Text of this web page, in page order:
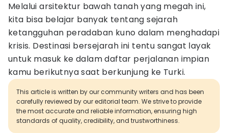
Melalui arsitektur bawah tanah yang megah ini,
kita bisa belajar banyak tentang sejarah
ketangguhan peradaban kuno dalam menghadapi
krisis. Destinasi bersejarah ini tentu sangat layak
untuk masuk ke dalam daftar perjalanan impian
kamu berikutnya saat berkunjung ke Turki.
This article is written by our community writers and has been
carefully reviewed by our editorial team. We strive to provide
the most accurate and reliable information, ensuring high
standards of quality, credibility, and trustworthiness.